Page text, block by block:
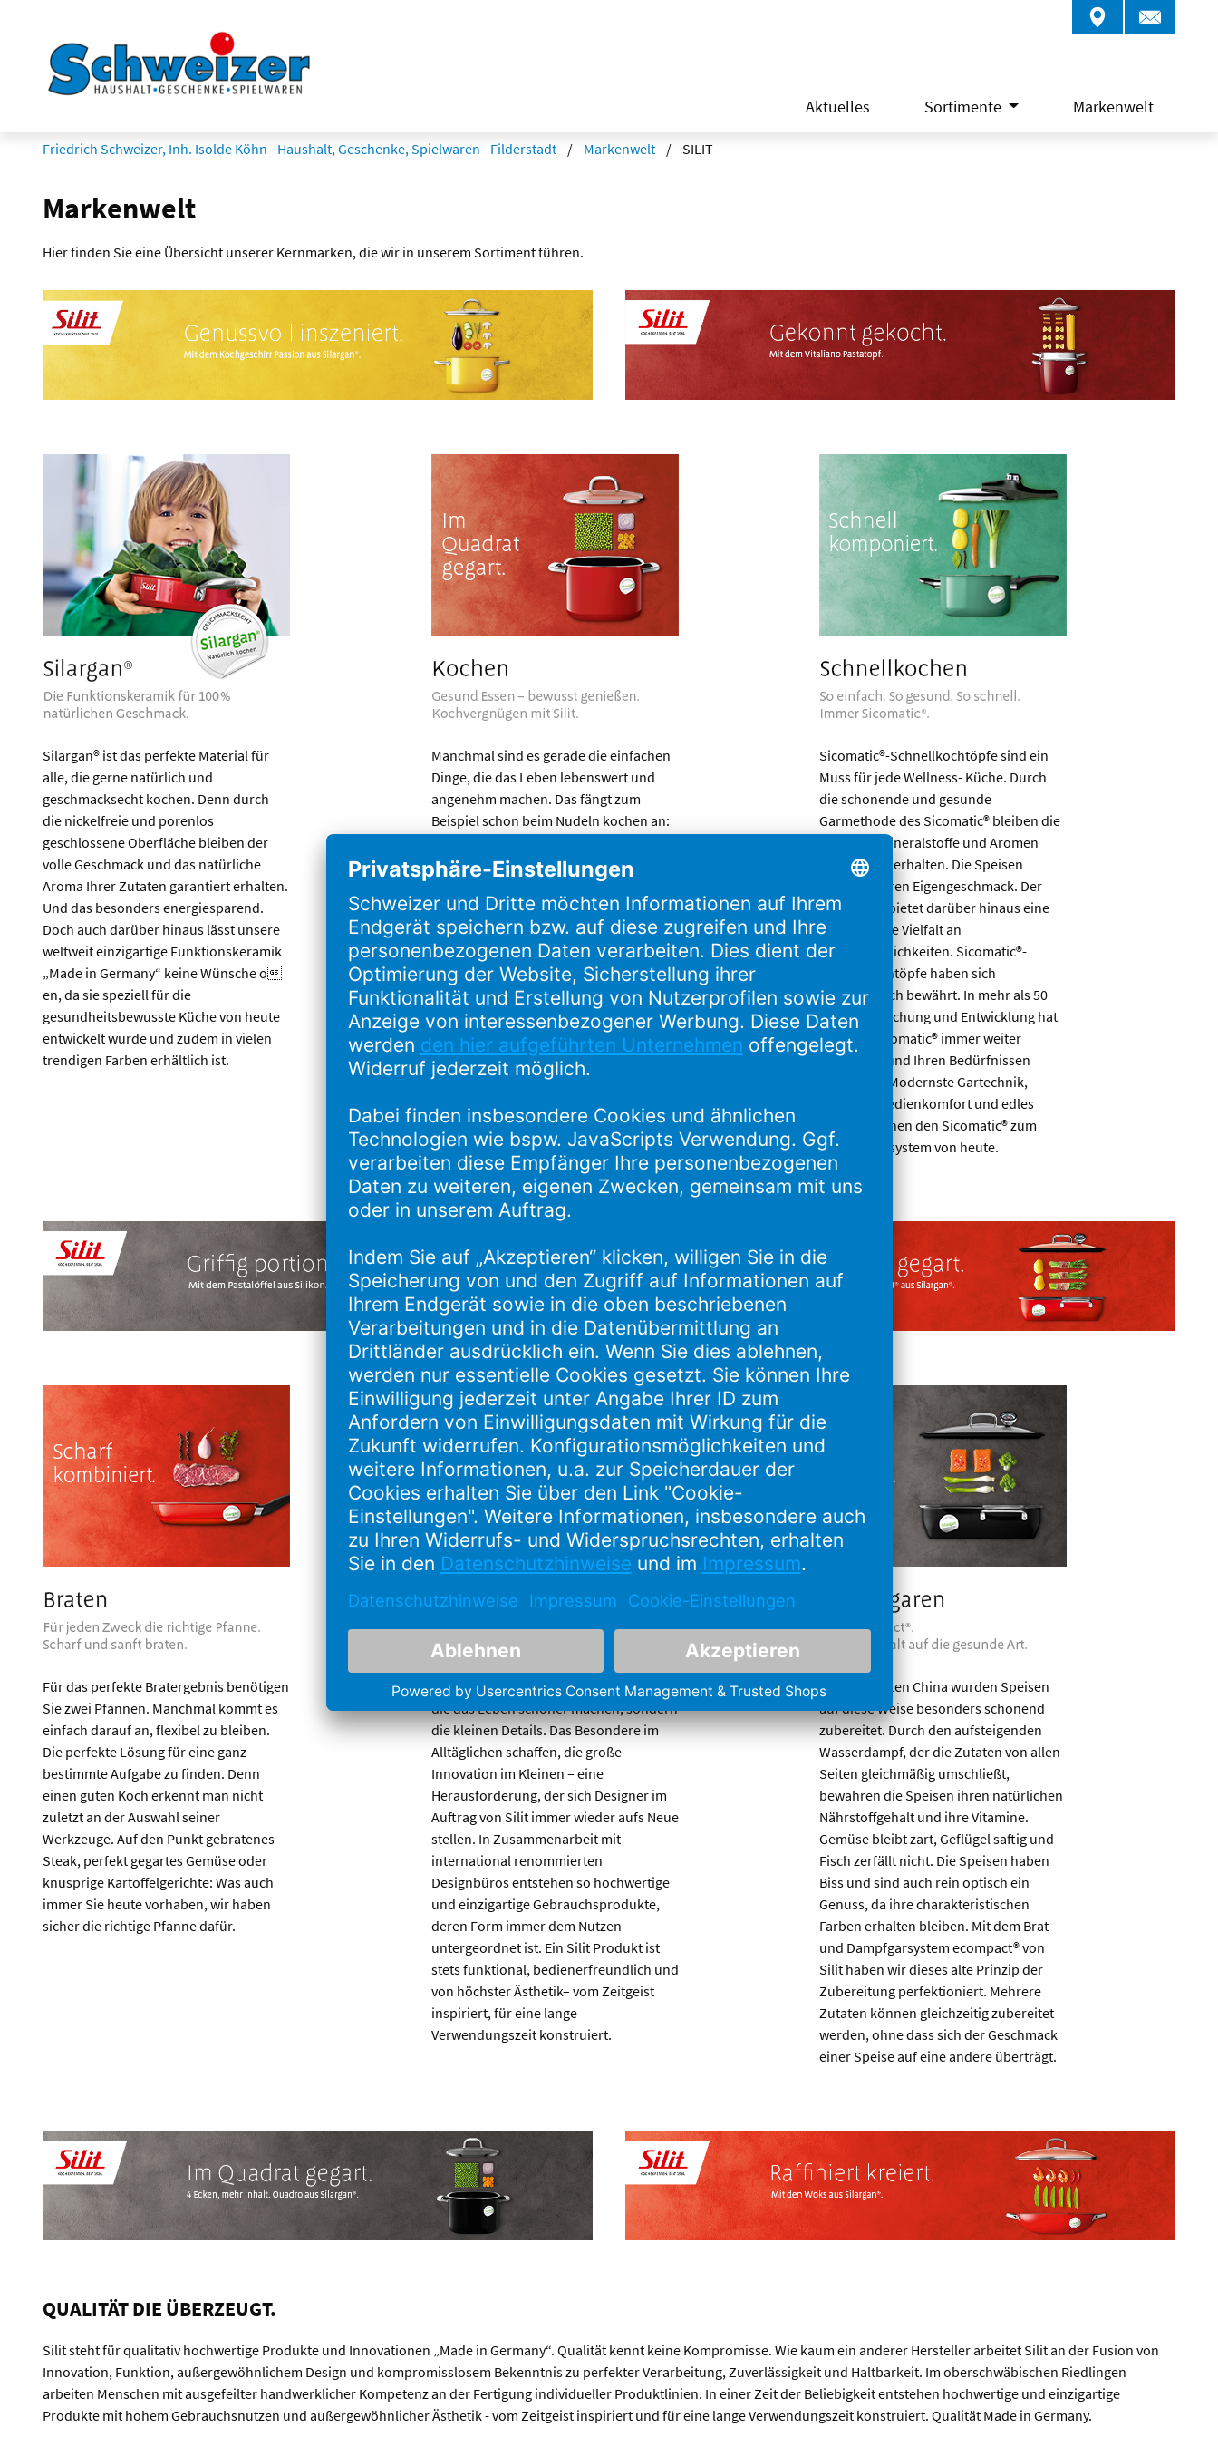
Aktuelles Sortimente Markenwelt
Friedrich Schweizer, Inh. Isolde Köhn - Haushalt, Geschenke, Spielwaren - Filderstadt Markenwelt SILIT
Markenwelt
Hier finden Sie eine Übersicht unserer Kernmarken, die wir in unserem Sortiment führen.
Silargan® ist das perfekte Material für
alle, die gerne natürlich und
geschmacksecht kochen. Denn durch
die nickelfreie und porenlos
geschlossene Oberfläche bleiben der
volle Geschmack und das natürliche
Aroma Ihrer Zutaten garantiert erhalten.
Und das besonders energiesparend.
Doch auch darüber hinaus lässt unsere
weltweit einzigartige Funktionskeramik
„Made in Germany“ keine Wünsche o
en, da sie speziell für die
gesundheitsbewusste Küche von heute
entwickelt wurde und zudem in vielen
trendigen Farben erhältlich ist.
Manchmal sind es gerade die einfachen
Dinge, die das Leben lebenswert und
angenehm machen. Das fängt zum
Beispiel schon beim Nudeln kochen an:
Silargan® kocht Ihr Nudelwasser nie
mehr über. Denn der praktische
Überkochschutz leitet aufsteigendes
Wasser ganz einfach wieder in den Topf
zurück. Die Kochgeschirrserie Nature
Colours aus Silargan® überzeugt mit
Rainesse im Detail: Der Clou ist der
Edelstahldeckel Control Lid mit
Abdampf- und Abgießfunktion. Für noch
mehr Sicherheit und Komfort beim
Kochen.
Sicomatic®-Schnellkochtöpfe sind ein
Muss für jede Wellness- Küche. Durch
die schonende und gesunde
Garmethode des Sicomatic® bleiben die
Vitamine, Mineralstoffe und Aromen
weitgehend erhalten. Die Speisen
entfalten ihren Eigengeschmack. Der
Sicomatic® bietet darüber hinaus eine
unglaubliche Vielfalt an
Einsatzmöglichkeiten. Sicomatic®-
Schnellkochtöpfe haben sich
millionenfach bewährt. In mehr als 50
Jahren Forschung und Entwicklung hat
Silit den Sicomatic® immer weiter
verbessert und Ihren Bedürfnissen
angepasst. Modernste Gartechnik,
perfekter Bedienkomfort und edles
Design machen den Sicomatic® zum
idealen Garsystem von heute.
Für das perfekte Bratergebnis benötigen
Sie zwei Pfannen. Manchmal kommt es
einfach darauf an, flexibel zu bleiben.
Die perfekte Lösung für eine ganz
bestimmte Aufgabe zu finden. Denn
einen guten Koch erkennt man nicht
zuletzt an der Auswahl seiner
Werkzeuge. Auf den Punkt gebratenes
Steak, perfekt gegartes Gemüse oder
knusprige Kartoffelgerichte: Was auch
immer Sie heute vorhaben, wir haben
sicher die richtige Pfanne dafür.
Meistens sind es nicht die großen Dinge,
die das Leben schöner machen, sondern
die kleinen Details. Das Besondere im
Alltäglichen schaffen, die große
Innovation im Kleinen – eine
Herausforderung, der sich Designer im
Auftrag von Silit immer wieder aufs Neue
stellen. In Zusammenarbeit mit
international renommierten
Designbüros entstehen so hochwertige
und einzigartige Gebrauchsprodukte,
deren Form immer dem Nutzen
untergeordnet ist. Ein Silit Produkt ist
stets funktional, bedienerfreundlich und
von höchster Ästhetik– vom Zeitgeist
inspiriert, für eine lange
Verwendungszeit konstruiert.
Schon im alten China wurden Speisen
auf diese Weise besonders schonend
zubereitet. Durch den aufsteigenden
Wasserdampf, der die Zutaten von allen
Seiten gleichmäßig umschließt,
bewahren die Speisen ihren natürlichen
Nährstoffgehalt und ihre Vitamine.
Gemüse bleibt zart, Geflügel saftig und
Fisch zerfällt nicht. Die Speisen haben
Biss und sind auch rein optisch ein
Genuss, da ihre charakteristischen
Farben erhalten bleiben. Mit dem Brat-
und Dampfgarsystem ecompact® von
Silit haben wir dieses alte Prinzip der
Zubereitung perfektioniert. Mehrere
Zutaten können gleichzeitig zubereitet
werden, ohne dass sich der Geschmack
einer Speise auf eine andere überträgt.
QUALITÄT DIE ÜBERZEUGT.
Silit steht für qualitativ hochwertige Produkte und Innovationen „Made in Germany“. Qualität kennt keine Kompromisse. Wie kaum ein anderer Hersteller arbeitet Silit an der Fusion von
Innovation, Funktion, außergewöhnlichem Design und kompromisslosem Bekenntnis zu perfekter Verarbeitung, Zuverlässigkeit und Haltbarkeit. Im oberschwäbischen Riedlingen
arbeiten Menschen mit ausgefeilter handwerklicher Kompetenz an der Fertigung individueller Produktlinien. In einer Zeit der Beliebigkeit entstehen hochwertige und einzigartige
Produkte mit hohem Gebrauchsnutzen und außergewöhnlicher Ästhetik - vom Zeitgeist inspiriert und für eine lange Verwendungszeit konstruiert. Qualität Made in Germany.